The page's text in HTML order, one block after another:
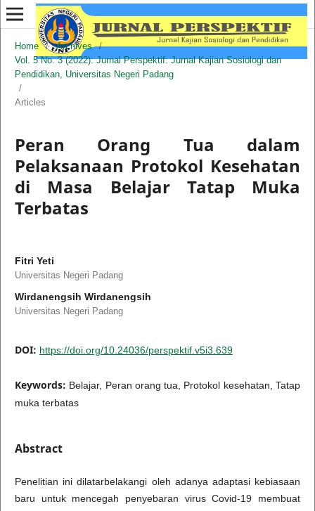
Home / Archives
/
Vol. 5 No. 3 (2022): Jurnal Perspektif: Jurnal Kajian Sosiologi dan
Pendidikan, Universitas Negeri Padang
/
Articles
Peran Orang Tua dalam
Pelaksanaan Protokol Kesehatan
di Masa Belajar Tatap Muka
Terbatas
Fitri Yeti
Universitas Negeri Padang
Wirdanengsih Wirdanengsih
Universitas Negeri Padang
DOI: https://doi.org/10.24036/perspektif.v5i3.639
Keywords: Belajar, Peran orang tua, Protokol kesehatan, Tatap
muka terbatas
Abstract
Penelitian ini dilatarbelakangi oleh adanya adaptasi kebiasaan
baru untuk mencegah penyebaran virus Covid-19 membuat